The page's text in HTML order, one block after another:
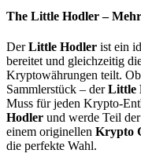
The Little Hodler –
DerLittle Hodler ist ein
bereitet und gleichzeitig
Kryptowährungen teilt.
Sammlerstück – derLittle
Muss für jeden Krypto-
Hodler und werde Teil
einem originellen Krypto
die perfekte Wahl.